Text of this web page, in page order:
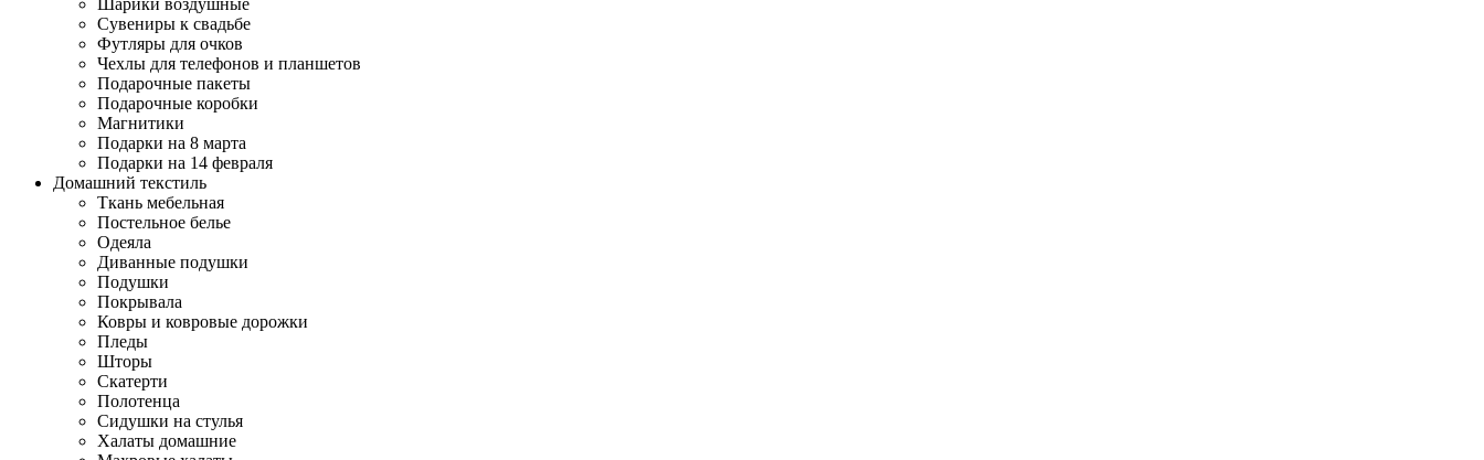
Шарики воздушные
Сувениры к свадьбе
Футляры для очков
Чехлы для телефонов и планшетов
Подарочные пакеты
Подарочные коробки
Магнитики
Подарки на 8 марта
Подарки на 14 февраля
Домашний текстиль
Ткань мебельная
Постельное белье
Одеяла
Диванные подушки
Подушки
Покрывала
Ковры и ковровые дорожки
Пледы
Шторы
Скатерти
Полотенца
Сидушки на стулья
Халаты домашние